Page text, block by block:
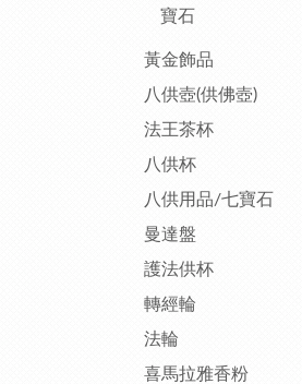
寶石
黃金飾品
八供壺(供佛壺)
法王茶杯
八供杯
八供用品/七寶石
曼達盤
護法供杯
轉經輪
法輪
喜馬拉雅香粉